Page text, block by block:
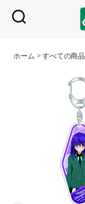
ホーム >すべての商品